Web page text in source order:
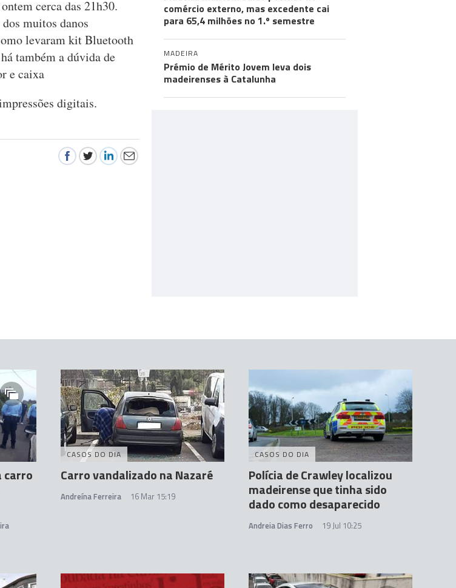
cerca das 21h30.
muitos danos
levaram kit Bluetooth
também a dúvida de
e caixa
digitais.
comércio externo, mas excedente cai
para 65,4 milhões no 1.º semestre
MADEIRA
Prémio de Mérito Jovem leva dois
madeirenses à Catalunha
carro
CASOS DO DIA
Carro vandalizado na Nazaré
Andreína Ferreira 16 Mar 15:19
CASOS DO DIA
Polícia de Crawley localizou
madeirense que tinha sido
dado como desaparecido
Andreia Dias Ferro 19 Jul 10:25